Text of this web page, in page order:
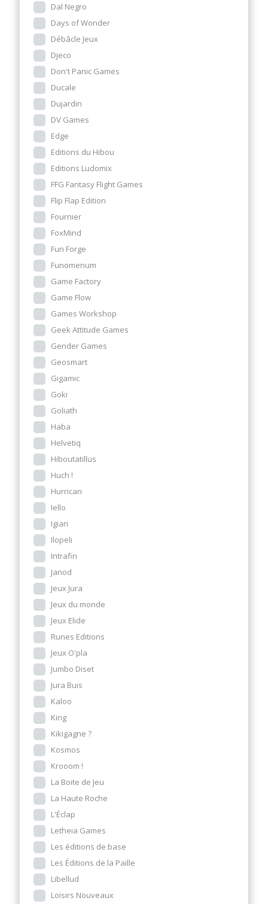
Dal Negro
Days of Wonder
Débâcle Jeux
Djeco
Don't Panic Games
Ducale
Dujardin
DV Games
Edge
Editions du Hibou
Editions Ludomix
FFG Fantasy Flight Games
Flip Flap Edition
Fournier
FoxMind
Fun Forge
Funomenum
Game Factory
Game Flow
Games Workshop
Geek Attitude Games
Gender Games
Geosmart
Gigamic
Goki
Goliath
Haba
Helvetiq
Hiboutatillus
Huch !
Hurrican
Iello
Igiari
Ilopeli
Intrafin
Janod
Jeux Jura
Jeux du monde
Jeux Elide
Runes Editions
Jeux O'pla
Jumbo Diset
Jura Buis
Kaloo
King
Kikigagne ?
Kosmos
Krooom !
La Boite de Jeu
La Haute Roche
L'Éclap
Letheia Games
Les éditions de base
Les Éditions de la Paille
Libellud
Loisirs Nouveaux